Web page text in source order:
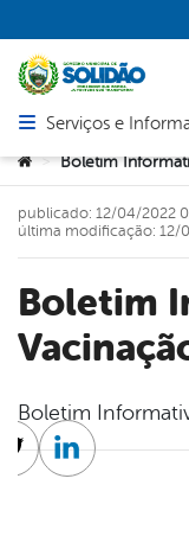
Abrir menu
Serviços e
Você está aqui:
> Boletim
Boletim Informativo de
publicado: 12/04/2022
última modificação: 12/
Boletim
TwitterLinkedin